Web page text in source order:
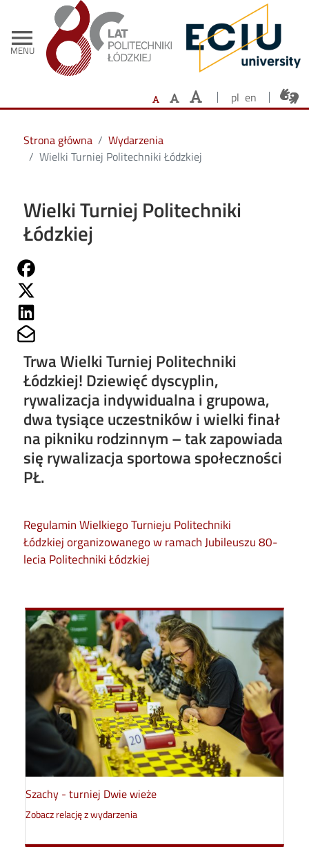
menu
MENU
- Strona główna
pl en
Strona główna
Wydarzenia
Wielki Turniej Politechniki Łódzkiej
Wielki Turniej Politechniki
Łódzkiej
Trwa Wielki Turniej Politechniki
Łódzkiej! Dziewięć dyscyplin,
rywalizacja indywidualna i grupowa,
dwa tysiące uczestników i wielki finał
na pikniku rodzinnym – tak zapowiada
się rywalizacja sportowa społeczności
PŁ.
Regulamin Wielkiego Turnieju Politechniki
Łódzkiej organizowanego w ramach Jubileuszu 80-
lecia Politechniki Łódzkiej
Szachy - turniej Dwie wieże
Zobacz relację z wydarzenia